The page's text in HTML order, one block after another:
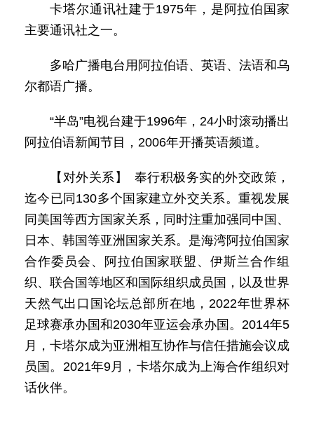
卡塔尔通讯社建于1975年，是阿拉伯国家
主要通讯社之一。
多哈广播电台用阿拉伯语、英语、法语和乌
尔都语广播。
“半岛”电视台建于1996年，24小时滚动播出
阿拉伯语新闻节目，2006年开播英语频道。
【对外关系】 奉行积极务实的外交政策，
迄今已同130多个国家建立外交关系。重视发展
同美国等西方国家关系，同时注重加强同中国、
日本、韩国等亚洲国家关系。是海湾阿拉伯国家
合作委员会、阿拉伯国家联盟、伊斯兰合作组
织、联合国等地区和国际组织成员国，以及世界
天然气出口国论坛总部所在地，2022年世界杯
足球赛承办国和2030年亚运会承办国。2014年5
月，卡塔尔成为亚洲相互协作与信任措施会议成
员国。2021年9月，卡塔尔成为上海合作组织对
话伙伴。